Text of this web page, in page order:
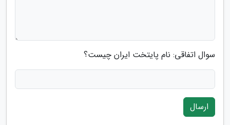
سوال اتفاقی: نام پایتخت ایران چیست؟
ارسال